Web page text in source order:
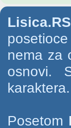
nema za
osnovi.
Posetom